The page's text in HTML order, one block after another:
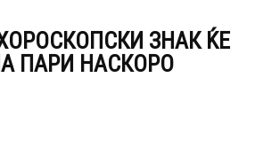
ЗНАК ЌЕ
ПАРИ НАСКОРО